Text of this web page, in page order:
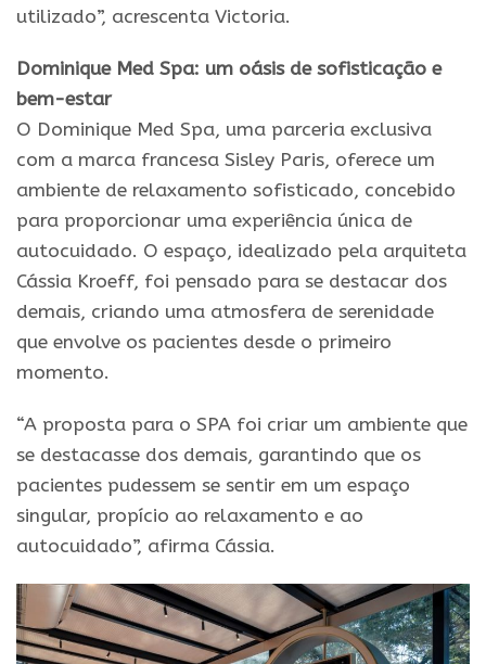
utilizado”, acrescenta Victoria.
Dominique Med Spa: um oásis de sofisticação e
bem-estar
O Dominique Med Spa, uma parceria exclusiva
com a marca francesa Sisley Paris, oferece um
ambiente de relaxamento sofisticado, concebido
para proporcionar uma experiência única de
autocuidado. O espaço, idealizado pela arquiteta
Cássia Kroeff, foi pensado para se destacar dos
demais, criando uma atmosfera de serenidade
que envolve os pacientes desde o primeiro
momento.
“A proposta para o SPA foi criar um ambiente que
se destacasse dos demais, garantindo que os
pacientes pudessem se sentir em um espaço
singular, propício ao relaxamento e ao
autocuidado”, afirma Cássia.